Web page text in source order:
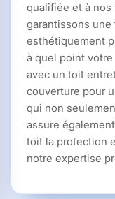
qualifiée et à
garantissons
esthétiquement
à quel point
avec un toit
couverture pour
qui non
assure
toit la protection
notre expertise